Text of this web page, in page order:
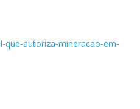
autoriza-mineracao-em-